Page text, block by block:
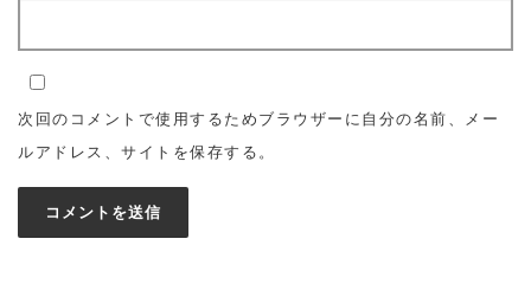
次回のコメントで使用するためブラウザーに自分の名前、メー
ルアドレス、サイトを保存する。